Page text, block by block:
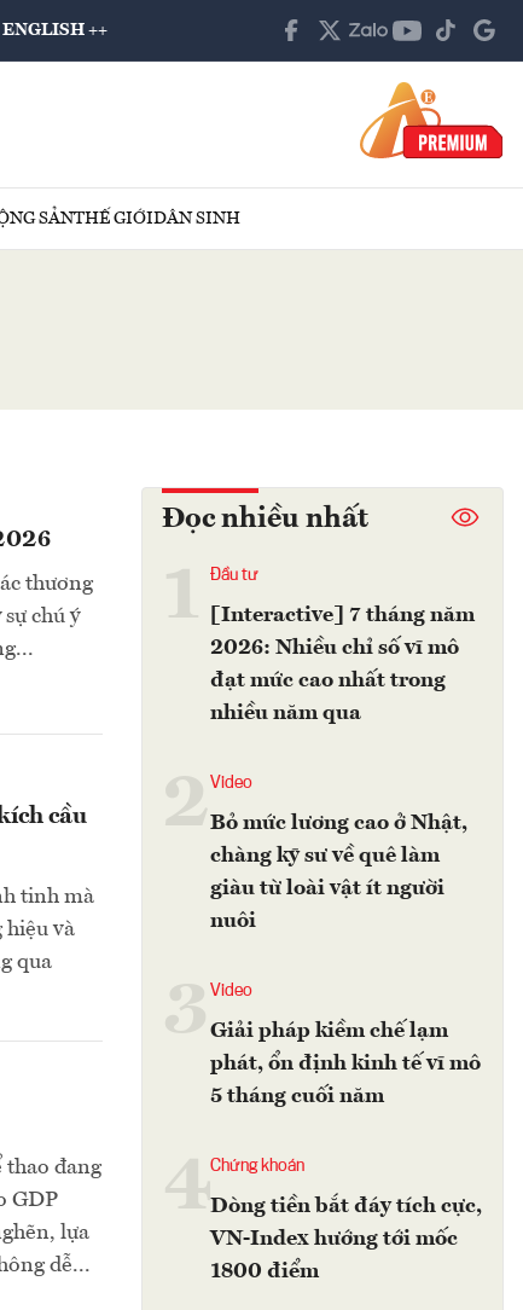
ENGLISH ++
SẢNTHẾ GIỚIDÂN SINH
thương
chú ý
cầu
tinh mà
hiệu và
qua
thao đang
GDP
lựa
dễ...
Đọc nhiều nhất
Đầu tư
[Interactive] 7 tháng năm
2026: Nhiều chỉ số vĩ mô
đạt mức cao nhất trong
nhiều năm qua
2Video
Bỏ mức lương cao ở Nhật,
chàng kỹ sư về quê làm
giàu từ loài vật ít người
nuôi
Video
Giải pháp kiềm chế lạm
phát, ổn định kinh tế vĩ mô
5 tháng cuối năm
4Chứng khoán
Dòng tiền bắt đáy tích cực,
VN-Index hướng tới mốc
1800 điểm